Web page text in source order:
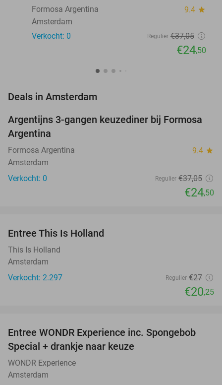
Formosa Argentina
9.4 star
Amsterdam
Verkocht: 0
Regulier €37,05
€24,50
Deals in Amsterdam
34%
NEW
TODAY
Argentijns 3-gangen keuzediner bij Formosa
Argentina
Formosa Argentina 9.4 star
Amsterdam
Verkocht: 0
Regulier €37,05
€24,50
Entree This Is Holland
This Is Holland
Amsterdam
Verkocht: 2.297
Regulier €27
€20,25
27%
Entree WONDR Experience inc. Spongebob
Special + drankje naar keuze
WONDR Experience
Amsterdam